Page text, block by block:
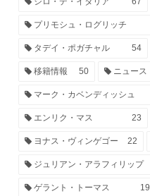
プリモシュ・ログリッチ
タデイ・ポガチャル 54
移籍情報 50 ニュース
マーク・カベンディッシュ
エンリク・マス 23
ヨナス・ヴィンゲゴー 22
ジュリアン・アラフィリップ
ゲラント・トーマス 19